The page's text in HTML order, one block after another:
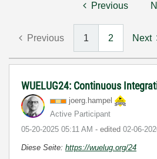
Previous
Previous 1 2 Next
WUELUG24: Continuous
joerg.hampel
Active Participant
‎05-20-2025 05:11 AM - edited ‎02-06-
Diese Seite: https://wuelug.org/24